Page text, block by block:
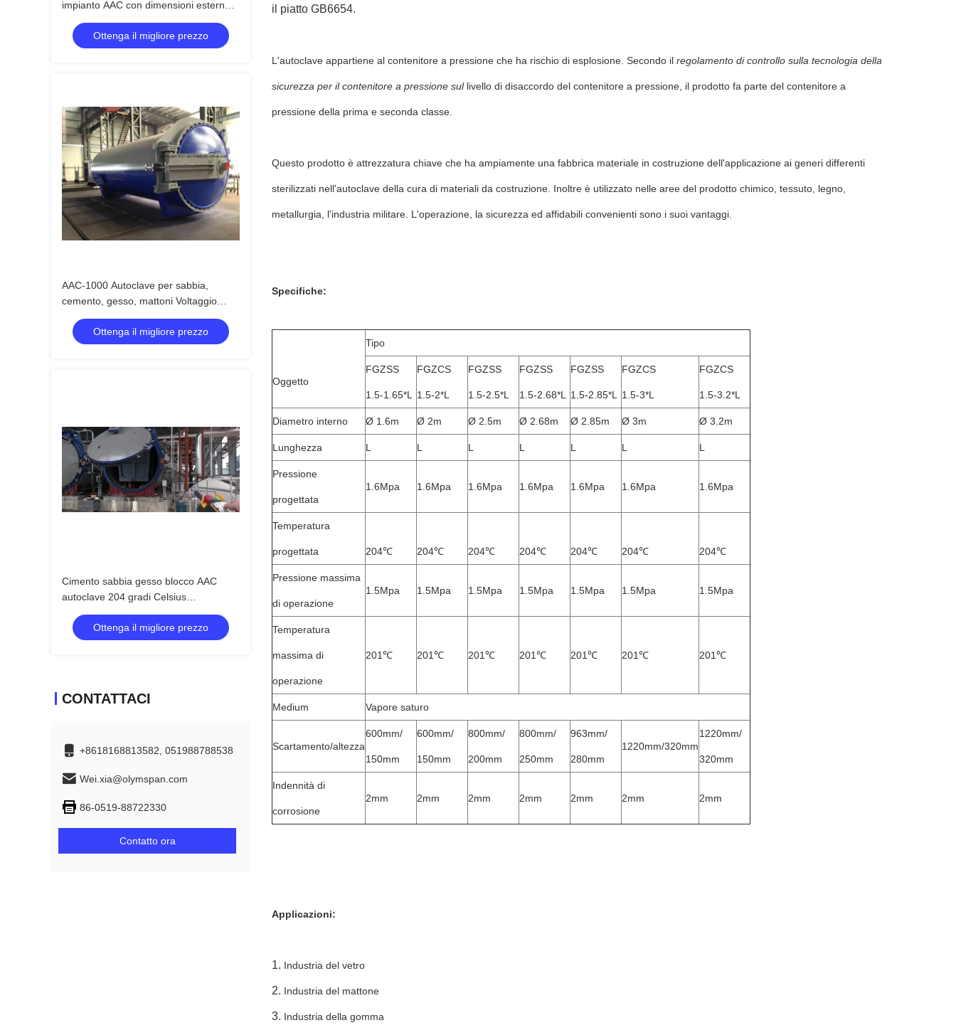
impianto AAC con dimensioni esterne
32,8m*3,1m*4,0m
Ottenga il migliore prezzo
AAC-1000 Autoclave per sabbia,
cemento, gesso, mattoni Voltaggio
220V 380V
Ottenga il migliore prezzo
Cimento sabbia gesso blocco AAC
autoclave 204 gradi Celsius
temperatura di progettazione
Ottenga il migliore prezzo
CONTATTACI
+8618168813582, 051988788538
Wei.xia@olymspan.com
86-0519-88722330
Contatto ora
il piatto GB6654.
L'autoclave appartiene al contenitore a pressione che ha rischio di esplosione. Secondo il regolamento di controllo sulla tecnologia della
sicurezza per il contenitore a pressione sullivello di disaccordo del contenitore a pressione, il prodotto fa parte del contenitore a
pressione della prima e seconda classe.
Questo prodotto è attrezzatura chiave che ha ampiamente una fabbrica materiale in costruzione dell'applicazione ai generi differenti
sterilizzati nell'autoclave della cura di materiali da costruzione. Inoltre è utilizzato nelle aree del prodotto chimico, tessuto, legno,
metallurgia, l'industria militare. L'operazione, la sicurezza ed affidabili convenienti sono i suoi vantaggi.
Specifiche:
Oggetto
Tipo
FGZSS
1.5-1.65*L
FGZCS
1.5-2*L
FGZSS
1.5-2.5*L
FGZSS
1.5-2.68*L
FGZSS
1.5-2.85*L
FGZCS
1.5-3*L
FGZCS
1.5-3.2*L
Diametro interno Ø 1.6m Ø 2m Ø 2.5m Ø 2.68m Ø 2.85m Ø 3m Ø 3.2m
Lunghezza L L L L L L L
Pressione
progettata
1.6Mpa 1.6Mpa 1.6Mpa 1.6Mpa 1.6Mpa 1.6Mpa 1.6Mpa
Temperatura
progettata 204℃ 204℃ 204℃ 204℃ 204℃ 204℃ 204℃
Pressione massima
di operazione
1.5Mpa 1.5Mpa 1.5Mpa 1.5Mpa 1.5Mpa 1.5Mpa 1.5Mpa
Temperatura
massima di
operazione
201℃ 201℃ 201℃ 201℃ 201℃ 201℃ 201℃
Medium Vapore saturo
Scartamento/altezza
600mm/
150mm
600mm/
150mm
800mm/
200mm
800mm/
250mm
963mm/
280mm
1220mm/320mm
1220mm/
320mm
Indennità di
corrosione
2mm 2mm 2mm 2mm 2mm 2mm 2mm
Applicazioni:
1. Industria del vetro
2. Industria del mattone
3. Industria della gomma